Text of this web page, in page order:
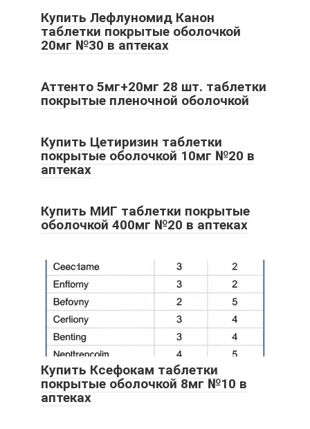
Купить Лефлуномид Канон
таблетки покрытые оболочкой
20мг №30 в аптеках
Аттенто 5мг+20мг 28 шт. таблетки
покрытые пленочной оболочкой
Купить Цетиризин таблетки
покрытые оболочкой 10мг №20 в
аптеках
Купить МИГ таблетки покрытые
оболочкой 400мг №20 в аптеках
Купить Ксефокам таблетки
покрытые оболочкой 8мг №10 в
аптеках